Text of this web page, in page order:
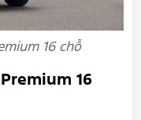
16 chỗ
16